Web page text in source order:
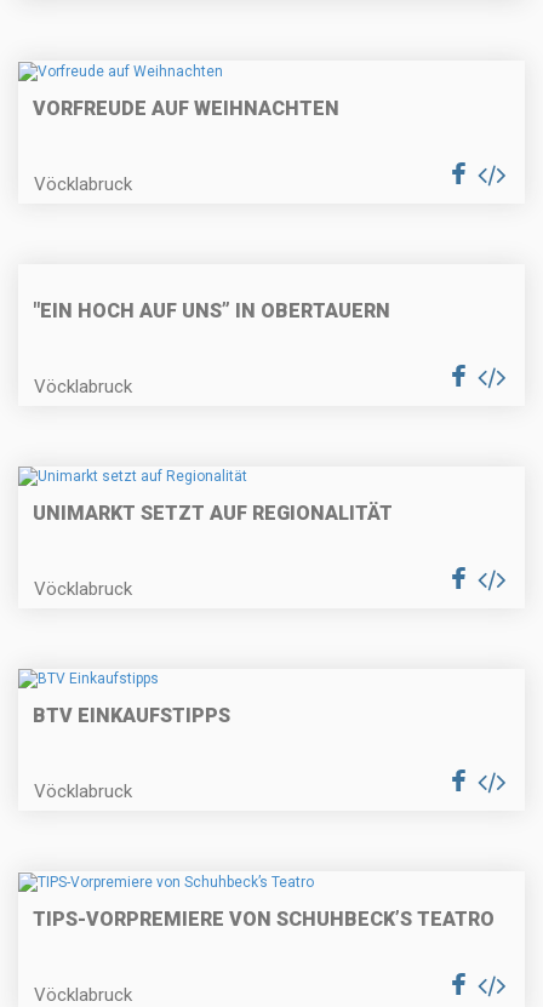
VORFREUDE AUF WEIHNACHTEN
Vöcklabruck
"EIN HOCH AUF UNS” IN OBERTAUERN
Vöcklabruck
UNIMARKT SETZT AUF REGIONALITÄT
Vöcklabruck
BTV EINKAUFSTIPPS
Vöcklabruck
TIPS-VORPREMIERE VON SCHUHBECK’S TEATRO
Vöcklabruck